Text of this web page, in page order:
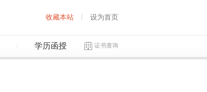
收藏本站 设为首页
学历函授 证书查询